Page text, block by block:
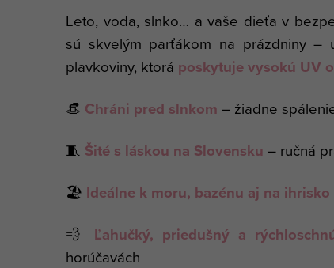
Leto, voda, slnko… a vaše dieťa v
sú skvelým parťákom na prázdniny –
plavkoviny, ktorá poskytuje vysokú UV
👒 Chráni pred slnkom – žiadne
🧵 Šité s láskou na Slovensku – ručná
🏖️ Ideálne k moru, bazénu aj na ihrisko
💨 Ľahučký, priedušný a
horúčavách